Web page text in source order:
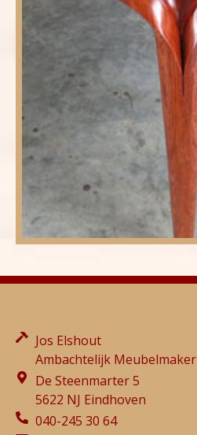
Jos Elshout
Ambachtelijk Meubelmaker
De Steenmarter 5
5622 NJ Eindhoven
040-245 30 64